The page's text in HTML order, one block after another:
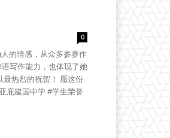
0
的情感，从众多参赛作
写作能力，也体现了她
热烈的祝贺！ 愿这份
庇建国中学 #学生荣誉